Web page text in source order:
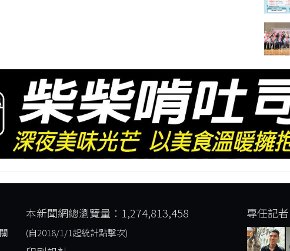
本新聞網總瀏覽量：1,274,813,458
(自2018/1/1起統計點擊次)
專任記者